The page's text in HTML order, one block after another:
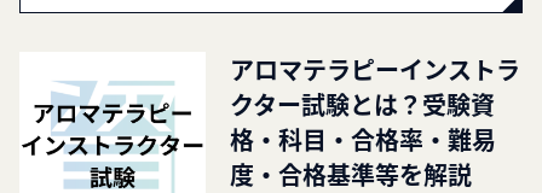
アロマテラピーインストラ
クター試験とは？受験資
格・科目・合格率・難易
度・合格基準等を解説